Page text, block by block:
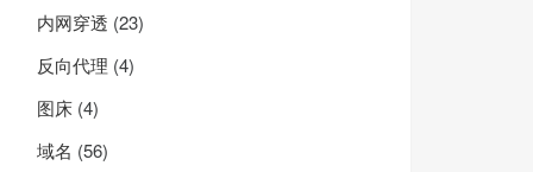
内网穿透 (23)
反向代理 (4)
图床 (4)
域名 (56)